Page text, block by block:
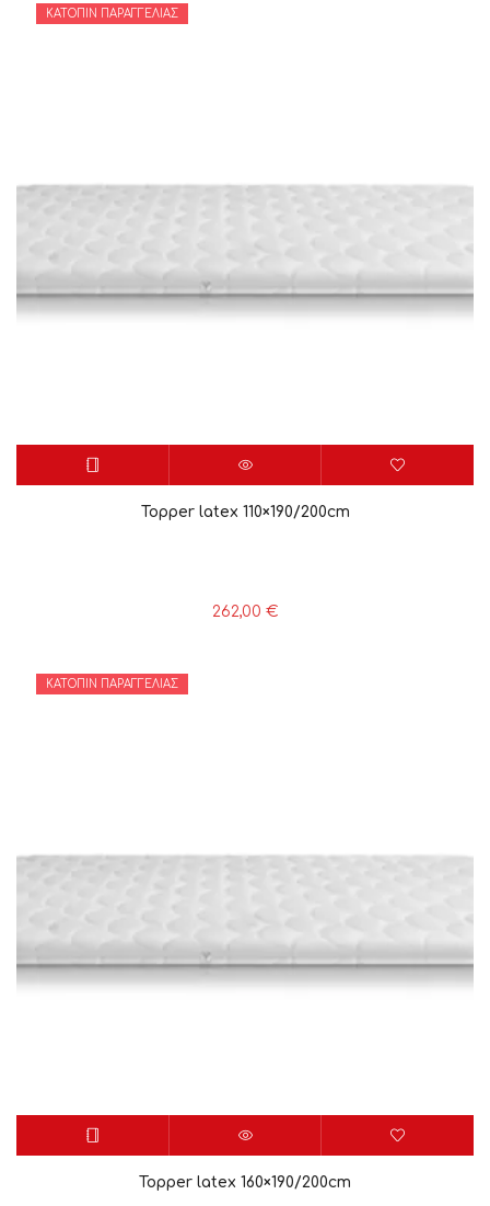
ΚΑΤΌΠΙΝ ΠΑΡΑΓΓΕΛΊΑΣ
Topper latex 110×190/200cm
262,00 €
ΚΑΤΌΠΙΝ ΠΑΡΑΓΓΕΛΊΑΣ
Topper latex 160×190/200cm